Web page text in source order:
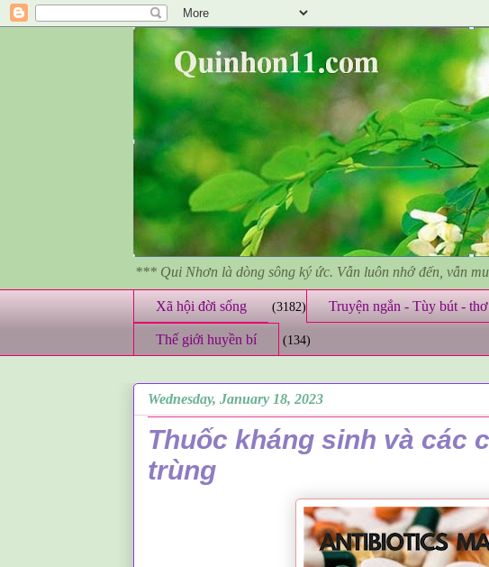
*** Qui Nhơn là dòng sông ký ức. Vẫn luôn nhớ đến, vẫn
Xã hội đời sống (3182) Truyện ngắn - Tùy bút - thơ
Thế giới huyền bí (134)
Wednesday, January 18, 2023
Thuốc kháng sinh và các
trùng